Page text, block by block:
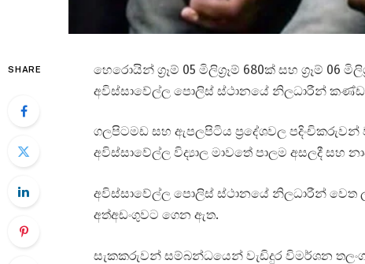
SHARE
හෙරොයින් ග්‍රෑම් 05 මිලිග්‍රෑම් 680ක් සහ ග්‍රෑම්
අවිස්සාවේල්ල පොලිස් ස්ථානයේ නිලධාරීන්
ගලපිටමඩ සහ ඇපලපිටිය ප්‍රදේශවල
අවිස්සාවේල්ල විද්‍යාල මාවතේ පාලම අසලදී සහ
අවිස්සාවේල්ල පොලිස් ස්ථානයේ නිලධාරීන්
අත්අඩංගුවට ගෙන ඇත.
සැකකරුවන් සම්බන්ධයෙන් වැඩිදුර විමර්ශන